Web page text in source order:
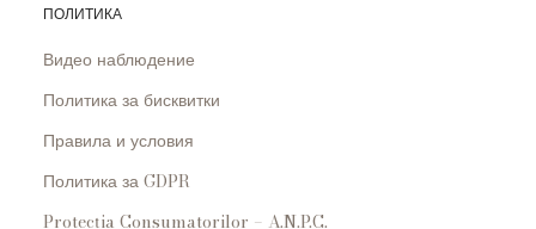
ПОЛИТИКА
Видео наблюдение
Политика за бисквитки
Правила и условия
Политика за GDPR
Protecția Consumatorilor – A.N.P.C.